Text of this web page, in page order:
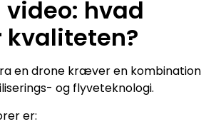
video: hvad
kvaliteten?
en drone kræver en kombination
og flyveteknologi.
er: